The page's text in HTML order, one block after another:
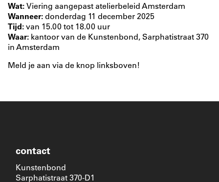
Wat:Viering aangepast atelierbeleid Amsterdam
Wanneer:donderdag 11 december 2025
Tijd:van 15.00 tot 18.00 uur
Waar: kantoor van de Kunstenbond, Sarphatistraat 370
in Amsterdam
Meld je aan via de knop linksboven!
contact
Kunstenbond
Sarphatistraat 370-D1